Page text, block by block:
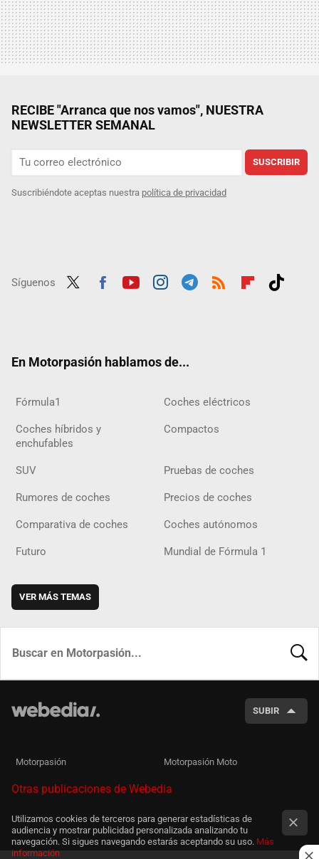
RECIBE "Arranca que nos vamos", NUESTRA
NEWSLETTER SEMANAL
SUSCRIBIR
Suscribiéndote aceptas nuestra política de privacidad
Síguenos
En Motorpasión hablamos de...
Fórmula1 Coches eléctricos
Coches híbridos y
enchufables
Compactos
SUV Pruebas de coches
Rumores de coches Precios de coches
Comparativa de coches Coches autónomos
Futuro Mundial de Fórmula 1
VER MÁS TEMAS
SUBIR
Motorpasión Motorpasión Moto
Otras publicaciones de Webedia
Utilizamos cookies de terceros para generar estadísticas de
audiencia y mostrar publicidad personalizada analizando tu
navegación. Si sigues navegando estarás aceptando su uso. Más
información